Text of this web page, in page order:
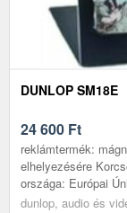
DUNLOP SM18E
24 600 Ft
reklámtermék:
elhelyezésére
országa: Európai
dunlop, audio és